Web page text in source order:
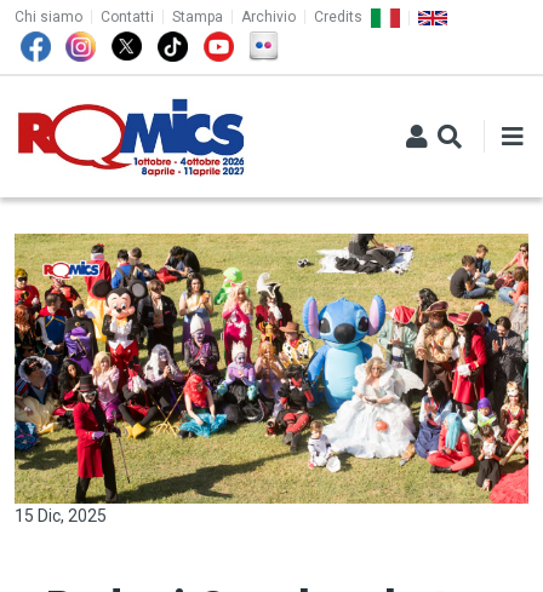
Salta al contenuto principale
TOP MENU
Chi siamo Contatti Stampa Archivio Credits
15 Dic, 2025